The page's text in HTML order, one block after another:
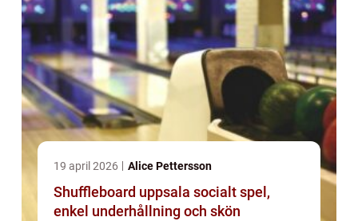
19 april 2026 Alice Pettersson
Shuffleboard uppsala socialt spel,
enkel underhållning och skön